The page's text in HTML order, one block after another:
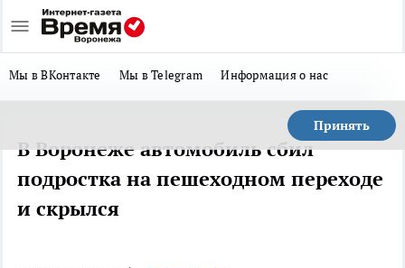
Мы в ВКонтакте Мы в Telegram Информация о нас
Принять
В Воронеже автомобиль сбил
подростка на пешеходном переходе
и скрылся